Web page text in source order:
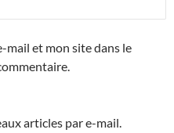
mail et mon site dans le
articles par e-mail.